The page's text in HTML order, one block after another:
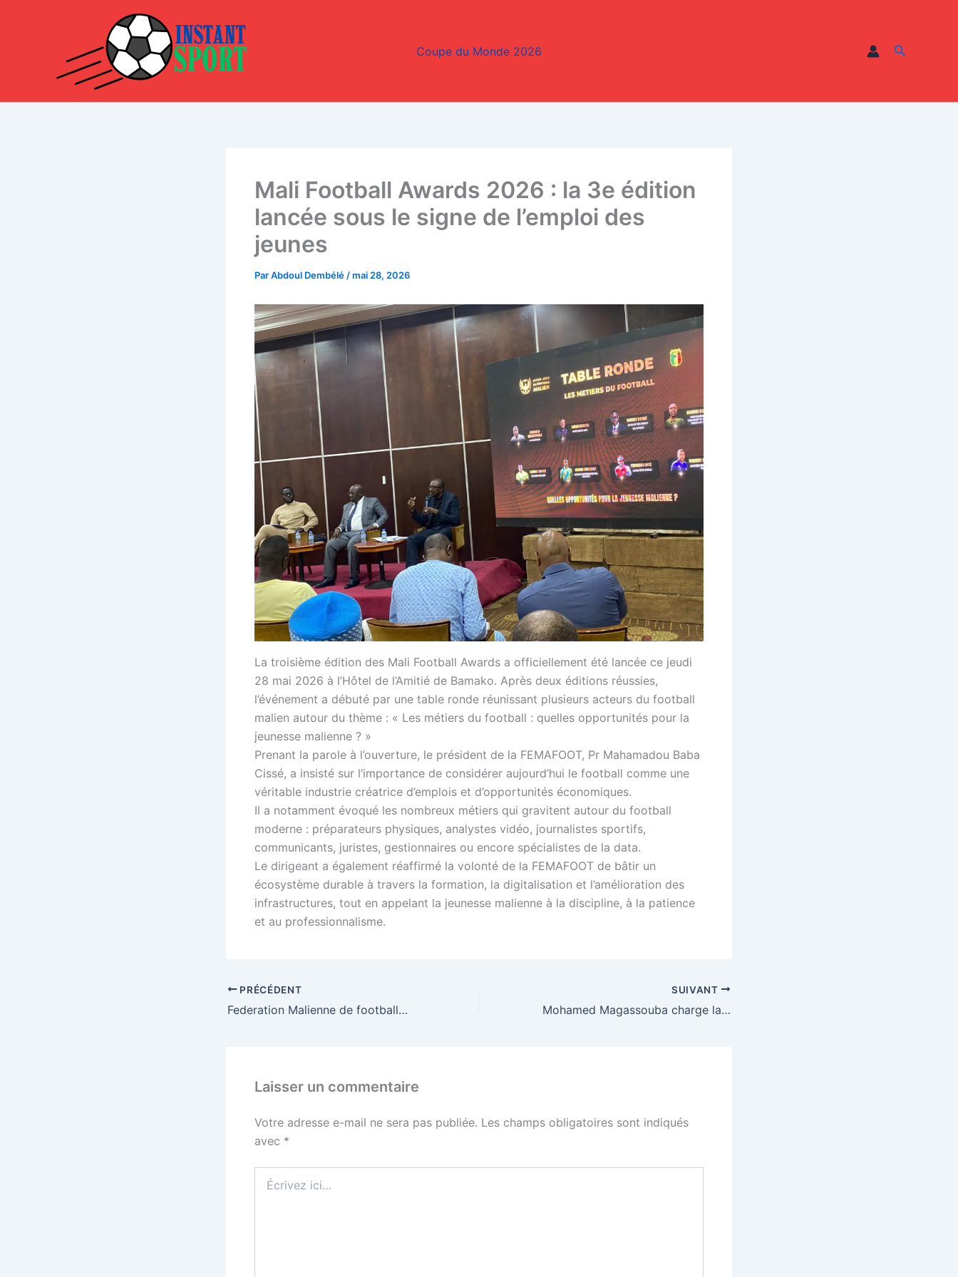
Coupe du Monde 2026
Mali Football Awards 2026 : la 3e édition
lancée sous le signe de l’emploi des
jeunes
ParAbdoul Dembélé /mai 28, 2026
La troisième édition des Mali Football Awards a officiellement été lancée ce jeudi
28 mai 2026 à l’Hôtel de l’Amitié de Bamako. Après deux éditions réussies,
l’événement a débuté par une table ronde réunissant plusieurs acteurs du football
malien autour du thème : « Les métiers du football : quelles opportunités pour la
jeunesse malienne ? »
Prenant la parole à l’ouverture, le président de la FEMAFOOT, Pr Mahamadou Baba
Cissé, a insisté sur l’importance de considérer aujourd’hui le football comme une
véritable industrie créatrice d’emplois et d’opportunités économiques.
Il a notamment évoqué les nombreux métiers qui gravitent autour du football
moderne : préparateurs physiques, analystes vidéo, journalistes sportifs,
communicants, juristes, gestionnaires ou encore spécialistes de la data.
Le dirigeant a également réaffirmé la volonté de la FEMAFOOT de bâtir un
écosystème durable à travers la formation, la digitalisation et l’amélioration des
infrastructures, tout en appelant la jeunesse malienne à la discipline, à la patience
et au professionnalisme.
PRÉCÉDENT
Federation Malienne de footballChoix du futur sélectionneur des Aigles A » l’aveu : impuissance financière «
SUIVANT
Mohamed Magassouba charge la gestion du sport malien lors du Week-end du football malien
Laisser un commentaire
Votre adresse e-mail ne sera pas publiée. Les champs obligatoires sont indiqués
avec *
ici…